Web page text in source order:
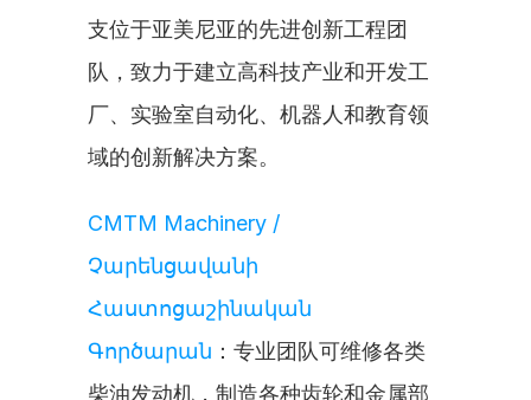
支位于亚美尼亚的先进创新工程团
队，致力于建立高科技产业和开发工
厂、实验室自动化、机器人和教育领
域的创新解决方案。
CMTM Machinery /
Չարենցավանի
Հաստոցաշինական
Գործարան ：专业团队可维修各类
柴油发动机，制造各种齿轮和金属部